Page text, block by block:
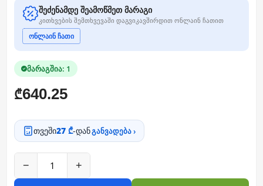
შეძენამდე შეამოწმეთ მარაგი
კითხვების შემთხვევაში დაგვიკავშირდით ონლაინ ჩათით
ონლაინ ჩათი
მარაგშია: 1
₾640.25
თვეში27 ₾-დანგანვადება ›
− +